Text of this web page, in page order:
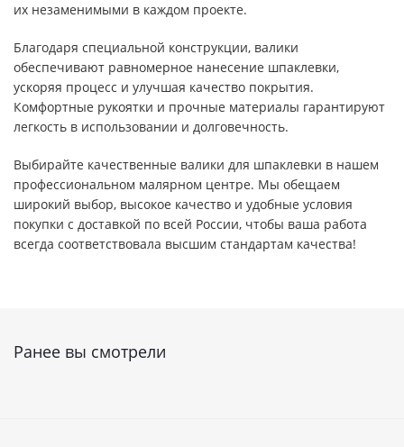
их незаменимыми в каждом проекте.
Благодаря специальной конструкции, валики
обеспечивают равномерное нанесение шпаклевки,
ускоряя процесс и улучшая качество покрытия.
Комфортные рукоятки и прочные материалы гарантируют
легкость в использовании и долговечность.
Выбирайте качественные валики для шпаклевки в нашем
профессиональном малярном центре. Мы обещаем
широкий выбор, высокое качество и удобные условия
покупки с доставкой по всей России, чтобы ваша работа
всегда соответствовала высшим стандартам качества!
Ранее вы смотрели